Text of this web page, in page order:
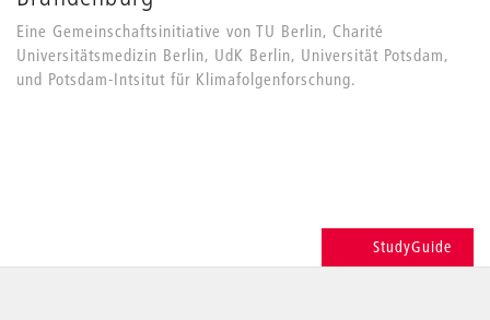
Eine Gemeinschaftsinitiative von TU Berlin, Charité
Universitätsmedizin Berlin, UdK Berlin, Universität Potsdam,
und Potsdam-Intsitut für Klimafolgenforschung.
StudyGuide